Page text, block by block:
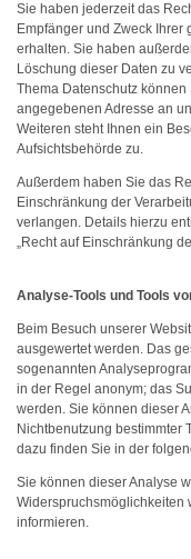
Sie haben jederzeit das
Empfänger und Zweck
erhalten. Sie haben
Löschung dieser Daten zu
Thema Datenschutz
angegebenen Adresse an
Weiteren steht Ihnen ein
Aufsichtsbehörde zu.
Außerdem haben Sie das
Einschränkung der
verlangen. Details hierzu
„Recht auf Einschränkung
Analyse-Tools und Tools
Beim Besuch unserer
ausgewertet werden. Das
sogenannten
in der Regel anonym; das
werden. Sie können dieser
Nichtbenutzung bestimmter
dazu finden Sie in der
Sie können dieser Analyse
Widerspruchsmöglichkeiten
informieren.